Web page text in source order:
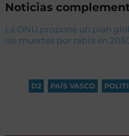
Noticias
La ONU propone un plan
las muertes por rabia en
D2 PAÍS VASCO